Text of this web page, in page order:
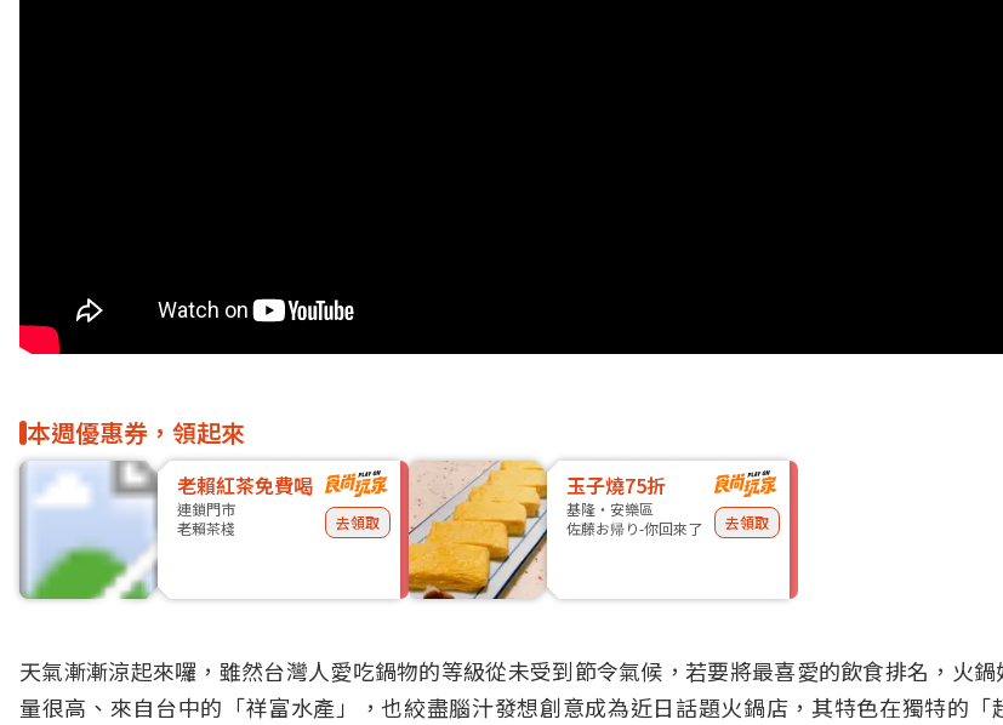
本週優惠券，領起來
老賴紅茶免費喝
連鎖門市
老賴茶棧
去領取
玉子燒75折
基隆・安樂區
佐藤お帰り-你回來了
去領取
天氣漸漸涼起來囉，雖然台灣人愛吃鍋物的等級從未受到節令氣候，若要將最喜愛的飲食排名，火
量很高、來自台中的「祥富水產」，也絞盡腦汁發想創意成為近日話題火鍋店，其特色在獨特的「